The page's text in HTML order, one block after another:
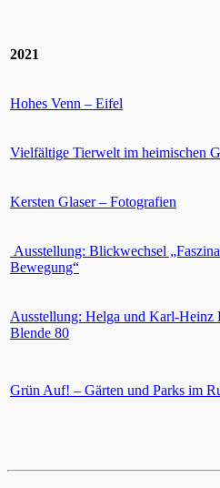
2021
Hohes Venn – Eifel
Vielfältige Tierwelt im heimischen
Kersten Glaser – Fotografien
Ausstellung: Blickwechsel
Bewegung“
Ausstellung: Helga und Karl-Heinz
Blende 80
Grün Auf! – Gärten und Parks im